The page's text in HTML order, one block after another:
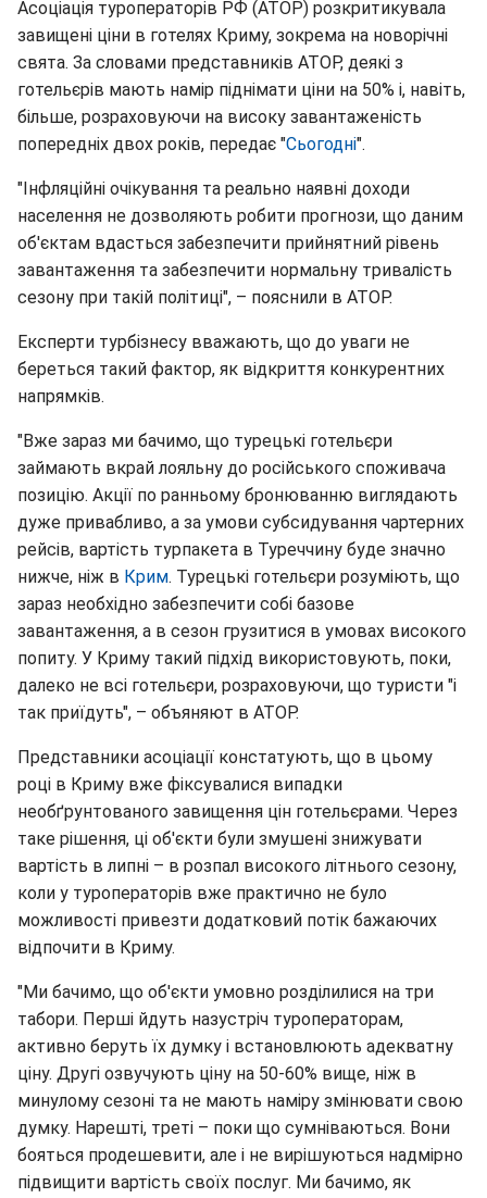
Асоціація туроператорів РФ (АТОР) розкритикувала
завищені ціни в готелях Криму, зокрема на новорічні
свята. За словами представників АТОР, деякі з
готельєрів мають намір піднімати ціни на 50% і, навіть,
більше, розраховуючи на високу завантаженість
попередніх двох років, передає "Сьогодні".
"Інфляційні очікування та реально наявні доходи
населення не дозволяють робити прогнози, що даним
об'єктам вдасться забезпечити прийнятний рівень
завантаження та забезпечити нормальну тривалість
сезону при такій політиці", – пояснили в АТОР.
Експерти турбізнесу вважають, що до уваги не
береться такий фактор, як відкриття конкурентних
напрямків.
"Вже зараз ми бачимо, що турецькі готельєри
займають вкрай лояльну до російського споживача
позицію. Акції по ранньому бронюванню виглядають
дуже привабливо, а за умови субсидування чартерних
рейсів, вартість турпакета в Туреччину буде значно
нижче, ніж в Крим. Турецькі готельєри розуміють, що
зараз необхідно забезпечити собі базове
завантаження, а в сезон грузитися в умовах високого
попиту. У Криму такий підхід використовують, поки,
далеко не всі готельєри, розраховуючи, що туристи "і
так приїдуть", – объяняют в АТОР.
Представники асоціації констатують, що в цьому
році в Криму вже фіксувалися випадки
необґрунтованого завищення цін готельєрами. Через
таке рішення, ці об'єкти були змушені знижувати
вартість в липні – в розпал високого літнього сезону,
коли у туроператорів вже практично не було
можливості привезти додатковий потік бажаючих
відпочити в Криму.
"Ми бачимо, що об'єкти умовно розділилися на три
табори. Перші йдуть назустріч туроператорам,
активно беруть їх думку і встановлюють адекватну
ціну. Другі озвучують ціну на 50-60% вище, ніж в
минулому сезоні та не мають наміру змінювати свою
думку. Нарешті, треті – поки що сумніваються. Вони
бояться продешевити, але і не вирішуються надмірно
підвищити вартість своїх послуг. Ми бачимо, як